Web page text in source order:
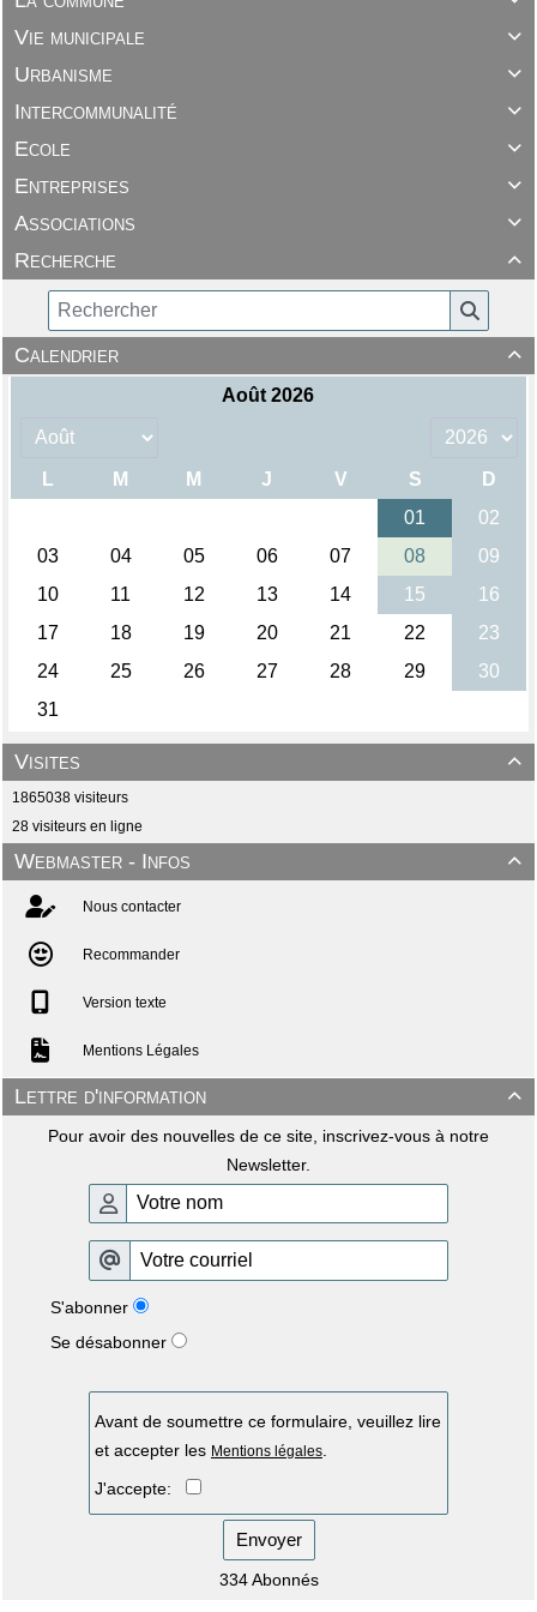

Vie municipale

Urbanisme

Intercommunalité

Ecole

Entreprises

Associations

Recherche

Calendrier

Visites
1865038 visiteurs
28 visiteurs en ligne

Webmaster - Infos
Nous contacter
Recommander
Version texte
Mentions Légales

Lettre d'information
Pour avoir des nouvelles de ce site, inscrivez-vous à notre
Newsletter.
S'abonner
Se désabonner
Avant de soumettre ce formulaire, veuillez lire
et accepter les Mentions légales
J'accepte:
Envoyer
334 Abonnés